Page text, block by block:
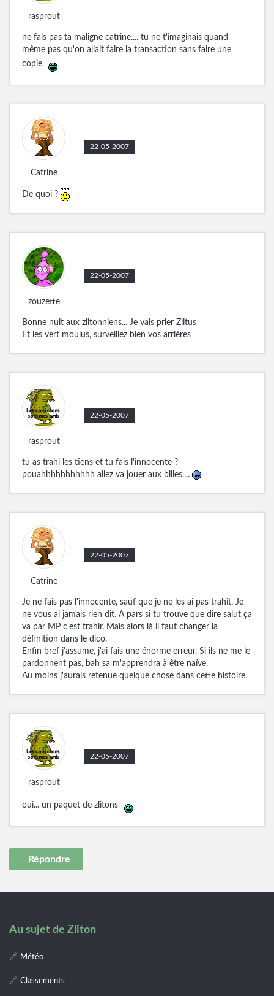
rasprout
ne fais pas ta maligne catrine.... tu ne t'imaginais quand
même pas qu'on allait faire la transaction sans faire une
copie
22-05-2007
Catrine
De quoi ?
22-05-2007
zouzette
Bonne nuit aux zlitonniens... Je vais prier Zlitus
Et les vert moulus, surveillez bien vos arrières
22-05-2007
rasprout
tu as trahi les tiens et tu fais l'innocente ?
pouahhhhhhhhhhh allez va jouer aux billes....
22-05-2007
Catrine
Je ne fais pas l'innocente, sauf que je ne les ai pas trahit. Je
ne vous ai jamais rien dit. A pars si tu trouve que dire salut ça
va par MP c'est trahir. Mais alors là il faut changer la
définition dans le dico.
Enfin bref j'assume, j'ai fais une énorme erreur. Si ils ne me le
pardonnent pas, bah sa m'apprendra à être naïve.
Au moins j'aurais retenue quelque chose dans cette histoire.
22-05-2007
rasprout
oui... un paquet de zlitons
Répondre
Au sujet de Zliton
Météo
Classements